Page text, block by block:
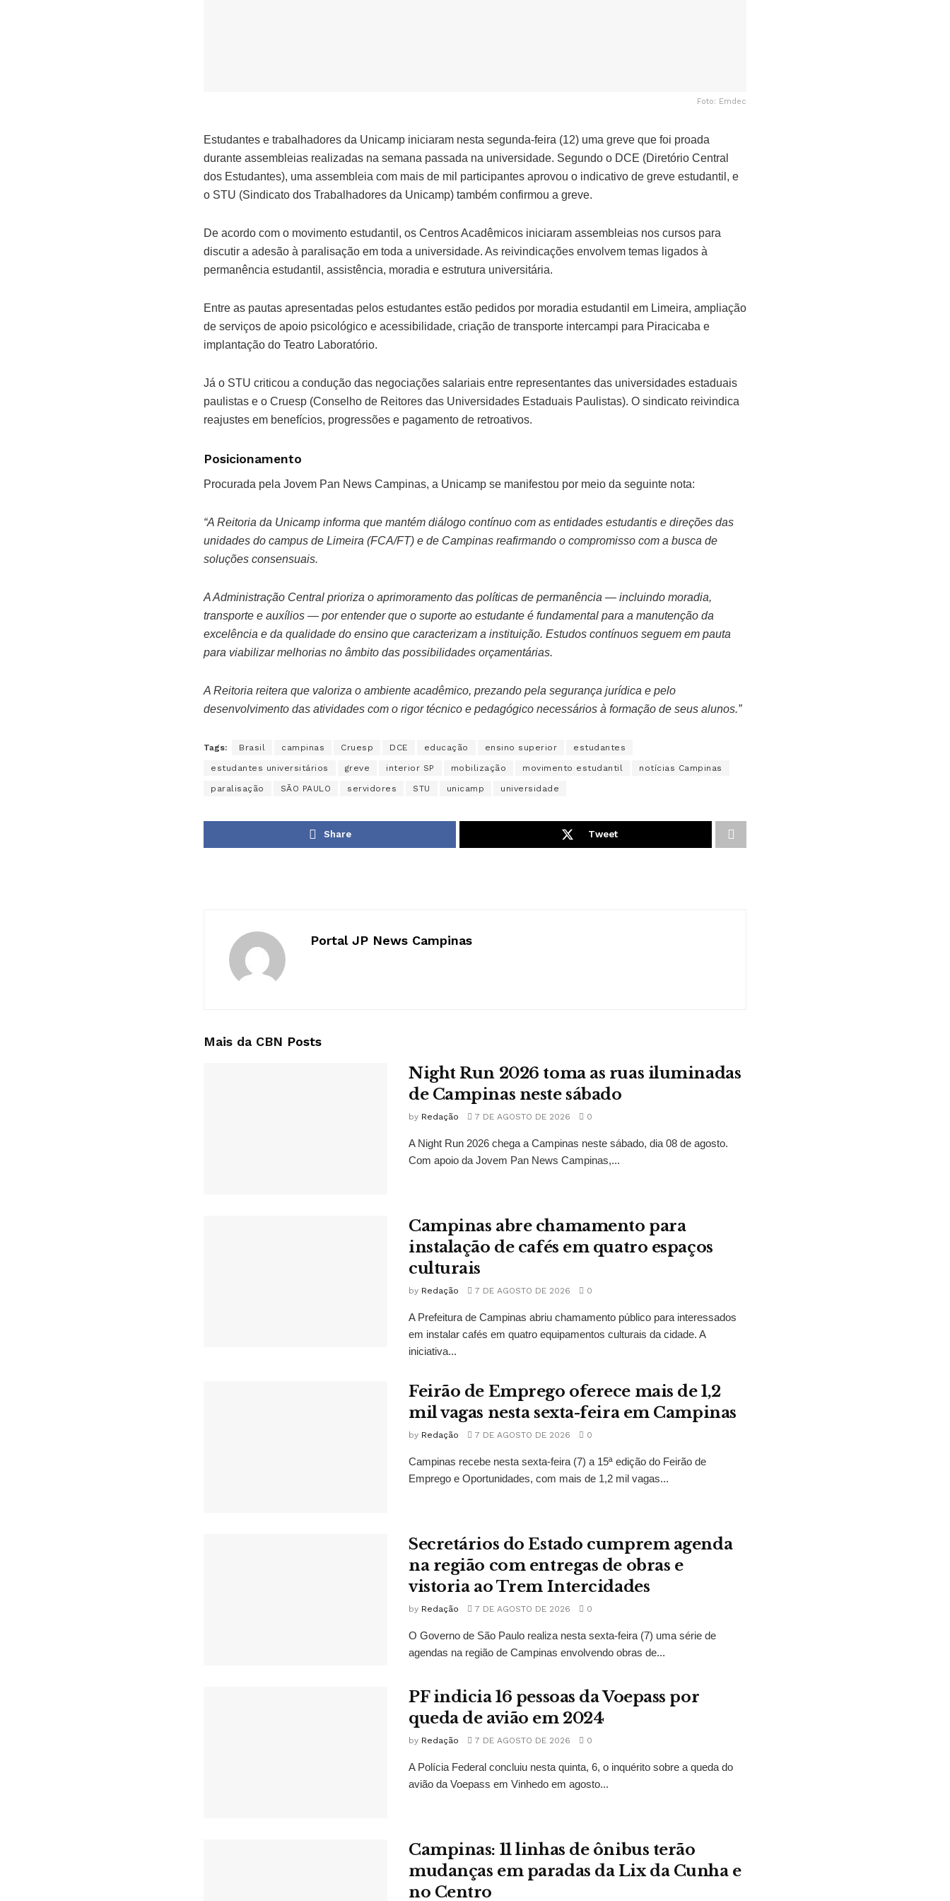
Foto: Emdec
Estudantes e trabalhadores da Unicamp iniciaram nesta segunda-feira (12) uma greve que foi proada
durante assembleias realizadas na semana passada na universidade. Segundo o DCE (Diretório Central
dos Estudantes), uma assembleia com mais de mil participantes aprovou o indicativo de greve estudantil, e
o STU (Sindicato dos Trabalhadores da Unicamp) também confirmou a greve.
De acordo com o movimento estudantil, os Centros Acadêmicos iniciaram assembleias nos cursos para
discutir a adesão à paralisação em toda a universidade. As reivindicações envolvem temas ligados à
permanência estudantil, assistência, moradia e estrutura universitária.
Entre as pautas apresentadas pelos estudantes estão pedidos por moradia estudantil em Limeira, ampliação
de serviços de apoio psicológico e acessibilidade, criação de transporte intercampi para Piracicaba e
implantação do Teatro Laboratório.
Já o STU criticou a condução das negociações salariais entre representantes das universidades estaduais
paulistas e o Cruesp (Conselho de Reitores das Universidades Estaduais Paulistas). O sindicato reivindica
reajustes em benefícios, progressões e pagamento de retroativos.
Posicionamento
Procurada pela Jovem Pan News Campinas, a Unicamp se manifestou por meio da seguinte nota:
“A Reitoria da Unicamp informa que mantém diálogo contínuo com as entidades estudantis e direções das
unidades do campus de Limeira (FCA/FT) e de Campinas reafirmando o compromisso com a busca de
soluções consensuais.
A Administração Central prioriza o aprimoramento das políticas de permanência — incluindo moradia,
transporte e auxílios — por entender que o suporte ao estudante é fundamental para a manutenção da
excelência e da qualidade do ensino que caracterizam a instituição. Estudos contínuos seguem em pauta
para viabilizar melhorias no âmbito das possibilidades orçamentárias.
A Reitoria reitera que valoriza o ambiente acadêmico, prezando pela segurança jurídica e pelo
desenvolvimento das atividades com o rigor técnico e pedagógico necessários à formação de seus alunos.”
Tags: Brasil campinas Cruesp DCE educação ensino superior estudantes
estudantes universitários greve interior SP mobilização movimento estudantil notícias Campinas
paralisação SÃO PAULO servidores STU unicamp universidade
Share Tweet
Portal JP News Campinas
Mais da CBN Posts
Night Run 2026 toma as ruas iluminadas
de Campinas neste sábado
by Redação 7 DE AGOSTO DE 2026 0
A Night Run 2026 chega a Campinas neste sábado, dia 08 de agosto.
Com apoio da Jovem Pan News Campinas,...
Campinas abre chamamento para
instalação de cafés em quatro espaços
culturais
by Redação 7 DE AGOSTO DE 2026 0
A Prefeitura de Campinas abriu chamamento público para interessados
em instalar cafés em quatro equipamentos culturais da cidade. A
iniciativa...
Feirão de Emprego oferece mais de 1,2
mil vagas nesta sexta-feira em Campinas
by Redação 7 DE AGOSTO DE 2026 0
Campinas recebe nesta sexta-feira (7) a 15ª edição do Feirão de
Emprego e Oportunidades, com mais de 1,2 mil vagas...
Secretários do Estado cumprem agenda
na região com entregas de obras e
vistoria ao Trem Intercidades
by Redação 7 DE AGOSTO DE 2026 0
O Governo de São Paulo realiza nesta sexta-feira (7) uma série de
agendas na região de Campinas envolvendo obras de...
PF indicia 16 pessoas da Voepass por
queda de avião em 2024
by Redação 7 DE AGOSTO DE 2026 0
A Polícia Federal concluiu nesta quinta, 6, o inquérito sobre a queda do
avião da Voepass em Vinhedo em agosto...
Campinas: 11 linhas de ônibus terão
mudanças em paradas da Lix da Cunha e
no Centro